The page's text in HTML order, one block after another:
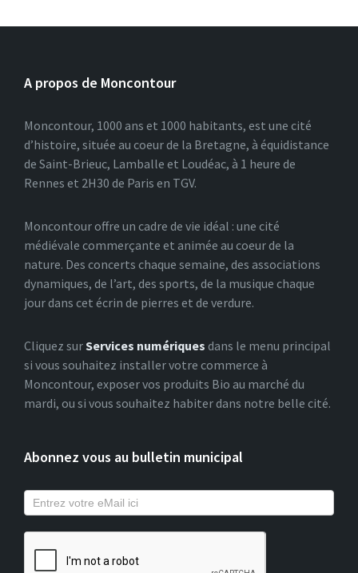
A propos de Moncontour
Moncontour, 1000 ans et 1000 habitants, est une cité
d’histoire, située au coeur de la Bretagne, à équidistance
de Saint-Brieuc, Lamballe et Loudéac, à 1 heure de
Rennes et 2H30 de Paris en TGV.
Moncontour offre un cadre de vie idéal : une cité
médiévale commerçante et animée au coeur de la
nature. Des concerts chaque semaine, des associations
dynamiques, de l’art, des sports, de la musique chaque
jour dans cet écrin de pierres et de verdure.
Cliquez surServices numériques dans le menu principal
si vous souhaitez installer votre commerce à
Moncontour, exposer vos produits Bio au marché du
mardi, ou si vous souhaitez habiter dans notre belle cité.
Abonnez vous au bulletin municipal